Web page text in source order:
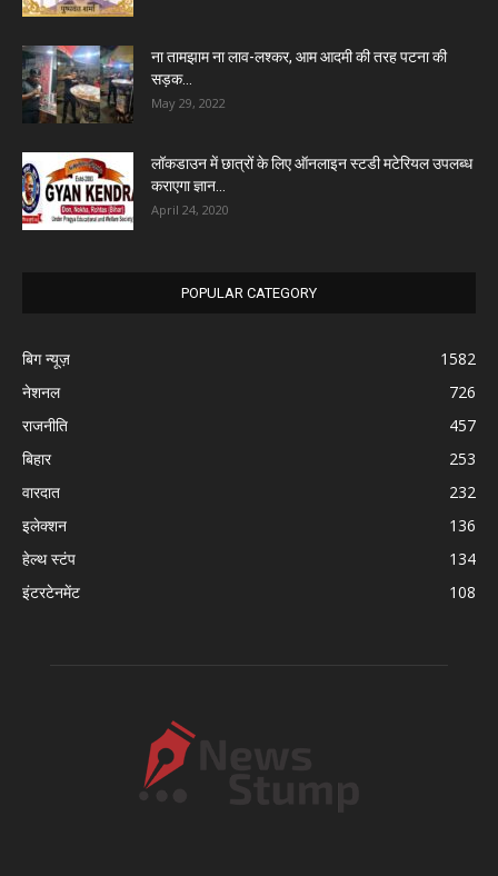
ना तामझाम ना लाव-लश्कर, आम आदमी की तरह पटना की
सड़क...
May 29, 2022
लॉकडाउन में छात्रों के लिए ऑनलाइन स्टडी मटेरियल उपलब्ध
कराएगा ज्ञान...
April 24, 2020
POPULAR CATEGORY
बिग न्यूज़
1582
नेशनल
726
राजनीति
457
बिहार
253
वारदात
232
इलेक्शन
136
हेल्थ स्टंप
134
इंटरटेनमेंट
108